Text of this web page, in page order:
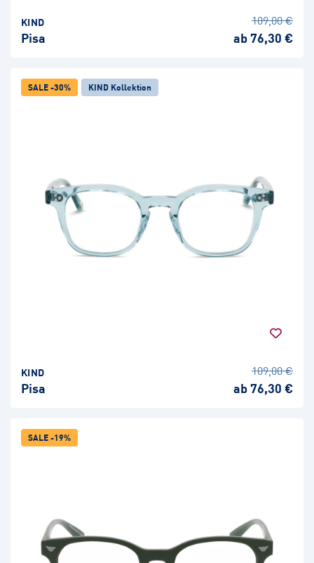
KIND
Pisa
109,00 €
ab 76,30 €
SALE -30% KIND Kollektion
KIND
Pisa
109,00 €
ab 76,30 €
SALE -19%